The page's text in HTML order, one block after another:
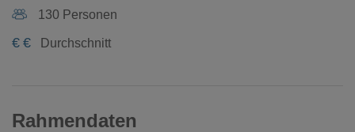
130 Personen
€ € Durchschnitt
Rahmendaten